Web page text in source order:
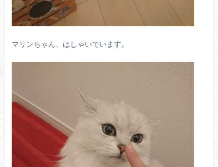
マリンちゃん、はしゃいでいます。